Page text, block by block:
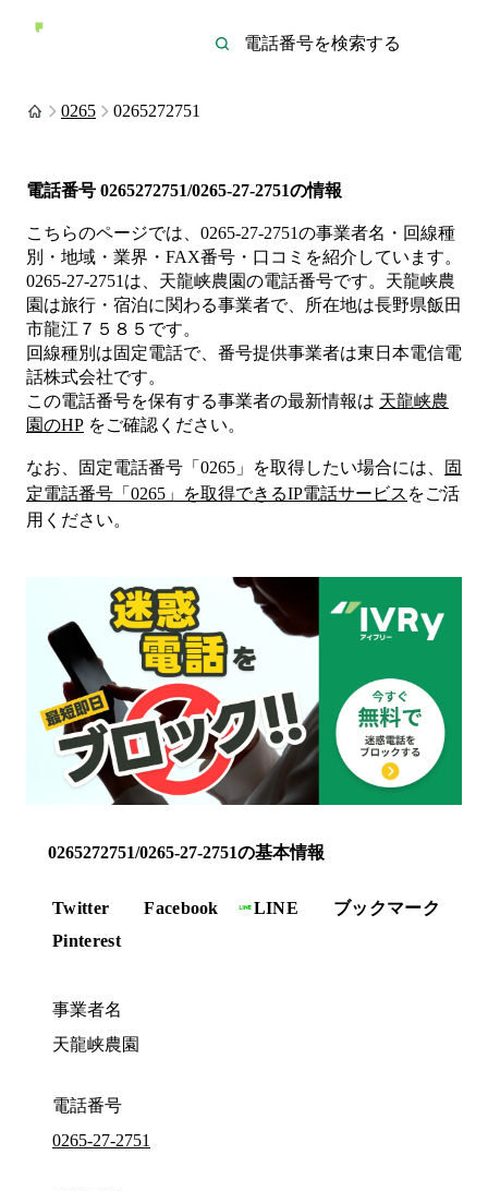
0265 0265272751
電話番号 0265272751/0265-27-2751の情報
こちらのページでは、 0265-27-2751の事業者名・回線種
別・地域・業界・FAX番号・口コミを紹介しています。
0265-27-2751 は、 天龍峡農園の電話番号です。 天龍峡農
園は旅行・宿泊に関わる事業者で、所在地は長野県飯田
市龍江７５８５ です。
回線種別は固定電話で、番号提供事業者は東日本電信電
話株式会社です。
この電話番号を保有する事業者の最新情報は 天龍峡農
園のHP をご確認ください。
なお、固定電話番号「 0265 」を取得したい場合には、
固
定電話番号「 0265 」を取得できるIP電話サービス をご活
用ください。
0265272751/0265-27-2751の基本情報
Twitter Facebook LINE
ブックマーク
Pinterest
事業者名
天龍峡農園
電話番号
0265-27-2751